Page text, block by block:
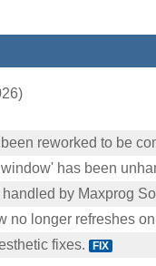
reworked to be
has been
by Maxprog
no longer refreshes
fixes. FIX